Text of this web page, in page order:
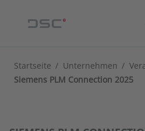
Startseite / Unternehmen /
Siemens PLM Connection 2025